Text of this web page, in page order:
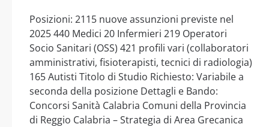
Posizioni: 2115 nuove assunzioni previste nel
2025 440 Medici 20 Infermieri 219 Operatori
Socio Sanitari (OSS) 421 profili vari (collaboratori
amministrativi, fisioterapisti, tecnici di radiologia)
165 Autisti Titolo di Studio Richiesto: Variabile a
seconda della posizione Dettagli e Bando:
Concorsi Sanità Calabria Comuni della Provincia
di Reggio Calabria – Strategia di Area Grecanica